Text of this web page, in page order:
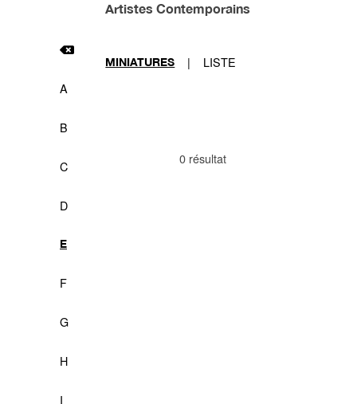
A
B
C
D
E
F
G
H
I
Artistes Contemporains
MINIATURES | LISTE
0 résultat